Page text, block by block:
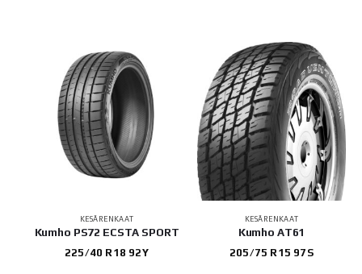
KESÄRENKAAT
Kumho PS72 ECSTA SPORT
225/40 R18 92Y
KESÄRENKAAT
Kumho AT61
205/75 R15 97S